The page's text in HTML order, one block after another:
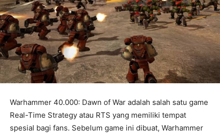
Warhammer 40.000: Dawn of War adalah salah satu game
Real-Time Strategy atau RTS yang memiliki tempat
spesial bagi fans. Sebelum game ini dibuat, Warhammer